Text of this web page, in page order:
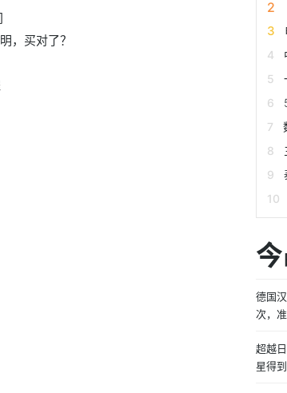
，买对了？
今
德国
次，
超越
星得